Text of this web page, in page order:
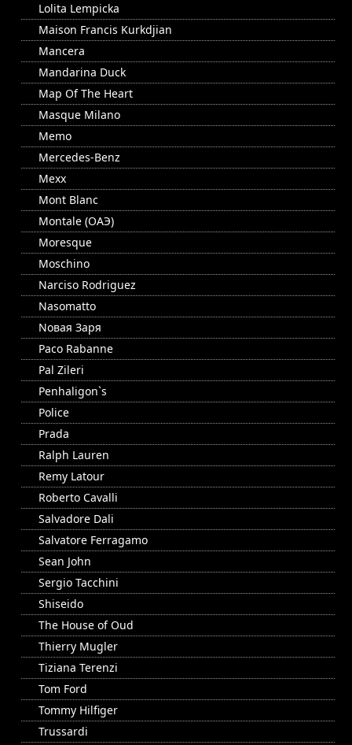
Lolita Lempicka
Maison Francis Kurkdjian
Mancera
Mandarina Duck
Map Of The Heart
Masque Milano
Memo
Mercedes-Benz
Mexx
Mont Blanc
Montale (ОАЭ)
Moresque
Moschino
Narciso Rodriguez
Nasomatto
Nовая Заря
Paco Rabanne
Pal Zileri
Penhaligon`s
Police
Prada
Ralph Lauren
Remy Latour
Roberto Cavalli
Salvadore Dali
Salvatore Ferragamo
Sean John
Sergio Tacchini
Shiseido
The House of Oud
Thierry Mugler
Tiziana Terenzi
Tom Ford
Tommy Hilfiger
Trussardi